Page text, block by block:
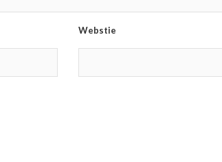
Webstie